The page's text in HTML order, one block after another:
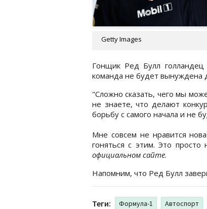
Getty Images
Гонщик Ред Булл
команда не будет вынуждена
"Сложно сказать, чего мы
не знаете, что делают
борьбу с самого начала и не
Мне совсем не нравится
гоняться с этим. Это
официальном сайте.
Напомним, что Ред Булл
Теги: Формула-1 Автоспорт